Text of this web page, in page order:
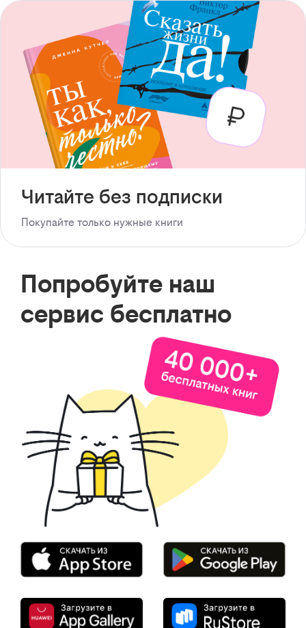
Читайте без подписки
Покупайте только нужные книги
Попробуйте наш
сервис бесплатно